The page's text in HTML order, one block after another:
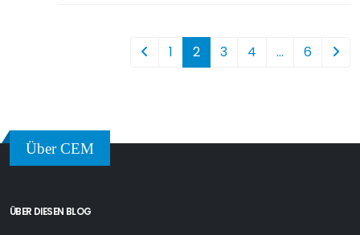
1 2 3 4 … 6
Über CEM
ÜBER DIESEN BLOG